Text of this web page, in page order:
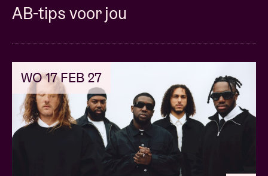
AB-tips voor jou
WO 17 FEB 27